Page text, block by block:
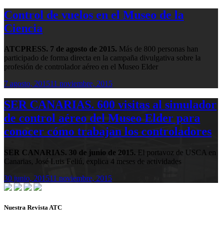
Control de vuelos en el Museo de la
Ciencia
ATCPRESS. 7 de agosto de 2015. Más de 800 personas han
participado de forma directa en la campaña divulgativa sobre la
profesión de controlador aéreo en el Museo Elder
7 agosto, 201511 noviembre, 2015
SER CANARIAS. 600 visitas al simulador
de control aéreo del Museo Elder para
conocer cómo trabajan los controladores
SER CANARIAS. 30 de junio de 2015. El portavoz de USCA en
Canarias, José Luis Feliú, explica 4 meses de actividades
30 junio, 201511 noviembre, 2015
Nuestra Revista ATC